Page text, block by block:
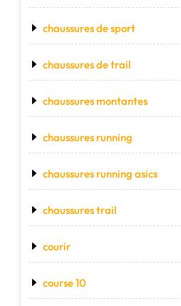
chaussures de sport
chaussures de trail
chaussures montantes
chaussures running
chaussures running asics
chaussures trail
courir
course 10